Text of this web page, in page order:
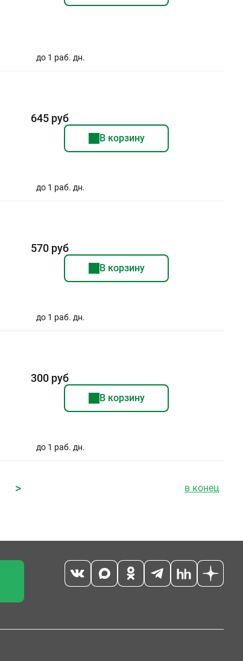
до 1 раб. дн.
645 руб
В корзину
до 1 раб. дн.
570 руб
В корзину
до 1 раб. дн.
300 руб
В корзину
до 1 раб. дн.
> в конец